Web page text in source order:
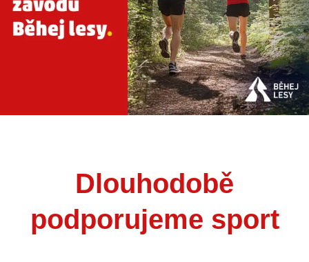
Dlouhodobě
podporujeme sport